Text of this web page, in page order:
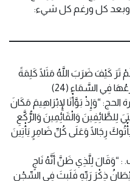
وبعد كل ورغم كل شيء:
تَرَ كَيْفَ ضَرَبَ اللَّهُ مَثَلًا كَلِمَةً
فِي السَّمَاءِ (24)
“وَإِذْ بَوَّأْنَا لِإِبْرَاهِيمَ مَكَانَ
لِلطَّائِفِينَ وَالْقَائِمِينَ وَالرُّكَّعِ
يَأْتُوكَ رِجَالًا وَعَلَى كُلِّ ضَامِرٍ يَأْتِينَ
“وَقَالَ لِلَّذِي ظَنَّ أَنَّهُ نَاجٍ
ذِكْرَ رَبِّهِ فَلَبِثَ فِي السِّجْنِ